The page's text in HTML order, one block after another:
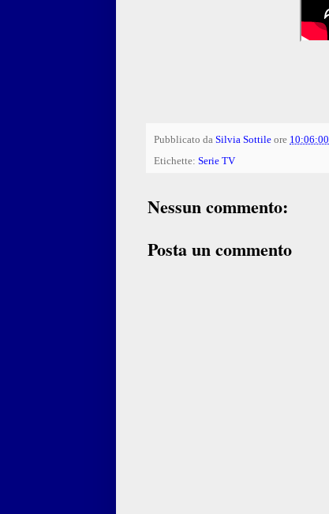
Pubblicato da Silvia Sottile ore 10:06:00
Etichette: Serie TV
Nessun commento:
Posta un commento